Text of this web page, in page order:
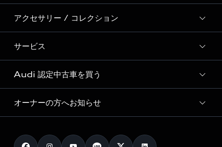
Audi Sport
Formula 1®
デジタルサービス
新車在庫検索
試乗車・展示車検索
見積り依頼
試乗予約
モデル一覧
特別仕様モデル / 限定モデル
e-tronラインアップ
価格シミュレーション
車両比較
カタログ一覧
アクセサリー / コレクション
純正アクセサリー
オンラインショップ
Audi collection
アウディナビアプリ
サービス
サービス入庫予約
サービスプログラム
メンテナンス
車検 / 定期点検
Audi 認定中古車を買う
Audi認定中古車
オーナーの方へお知らせ
お知らせ